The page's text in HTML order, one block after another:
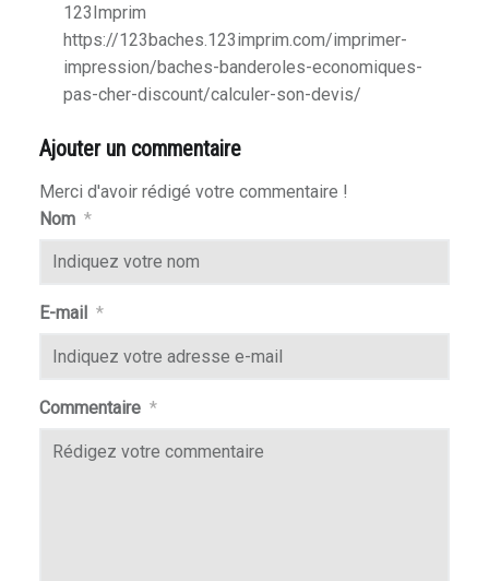
123Imprim
https://123baches.123imprim.com/imprimer-
impression/baches-banderoles-economiques-
pas-cher-discount/calculer-son-devis/
Ajouter un commentaire
Merci d'avoir rédigé votre commentaire !
Nom *
E-mail *
Commentaire *